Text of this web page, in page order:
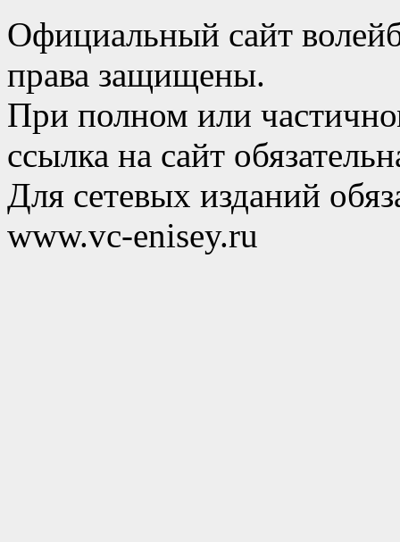
Официальный сайт
права защищены.
При полном или
ссылка на сайт
Для сетевых изданий
www.vc-enisey.ru